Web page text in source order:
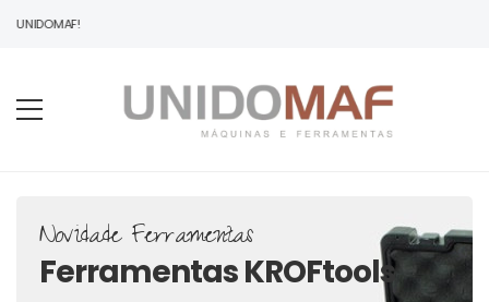
UNIDOMAF!
Novidade Ferramentas
Ferramentas KROFtools